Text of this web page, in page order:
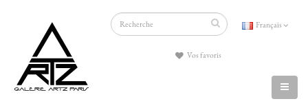
Français
Vos favoris